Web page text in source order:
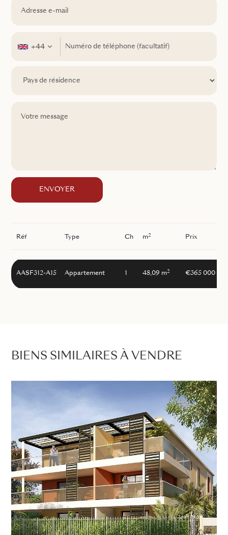
+44
ENVOYER
Réf Type Ch m2 Prix
AASF312-A15 Appartement 1 48,09 m2 €365 000
BIENS SIMILAIRES À VENDRE